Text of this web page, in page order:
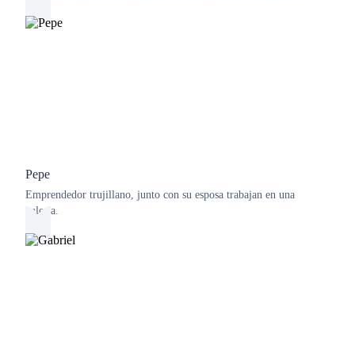
Pepe
Emprendedor trujillano, junto con su esposa trabajan en una
galería.